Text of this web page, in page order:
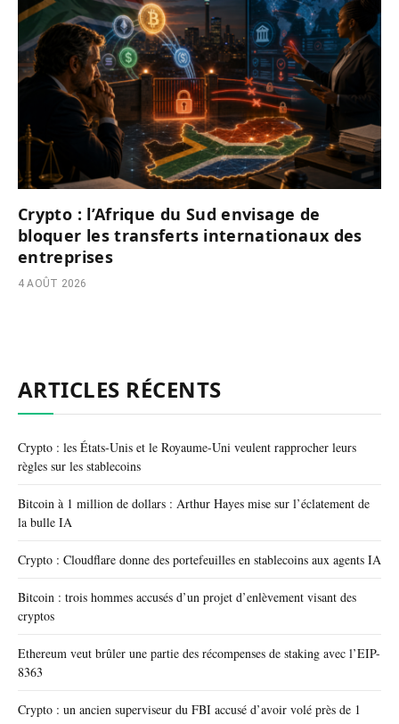
Crypto : l’Afrique du Sud envisage de
bloquer les transferts internationaux des
entreprises
4 AOÛT 2026
ARTICLES RÉCENTS
Crypto : les États-Unis et le Royaume-Uni veulent rapprocher leurs
règles sur les stablecoins
Bitcoin à 1 million de dollars : Arthur Hayes mise sur l’éclatement de
la bulle IA
Crypto : Cloudflare donne des portefeuilles en stablecoins aux agents IA
Bitcoin : trois hommes accusés d’un projet d’enlèvement visant des
cryptos
Ethereum veut brûler une partie des récompenses de staking avec l’EIP-
8363
Crypto : un ancien superviseur du FBI accusé d’avoir volé près de 1